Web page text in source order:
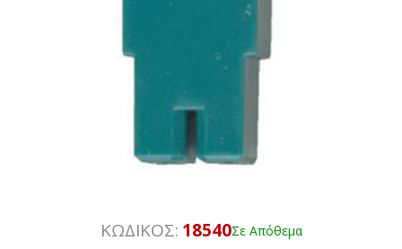
ΚΩΔΙΚΟΣ: 18540Σε Απόθεμα